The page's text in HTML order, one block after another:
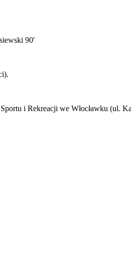
90′
i Rekreacji we Włocławku (ul.